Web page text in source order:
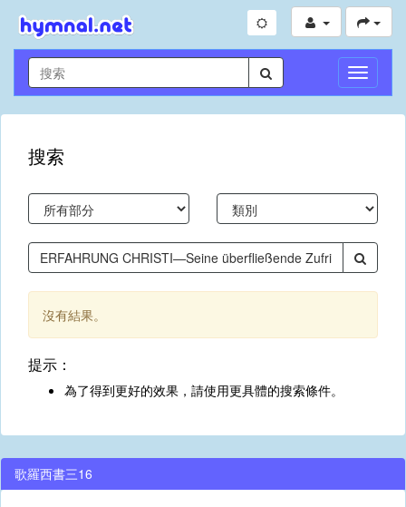
切
換
導
搜索
沒有結果。
提示：
為了得到更好的效果，請使用更具體的搜索條件。
歌羅西書三16